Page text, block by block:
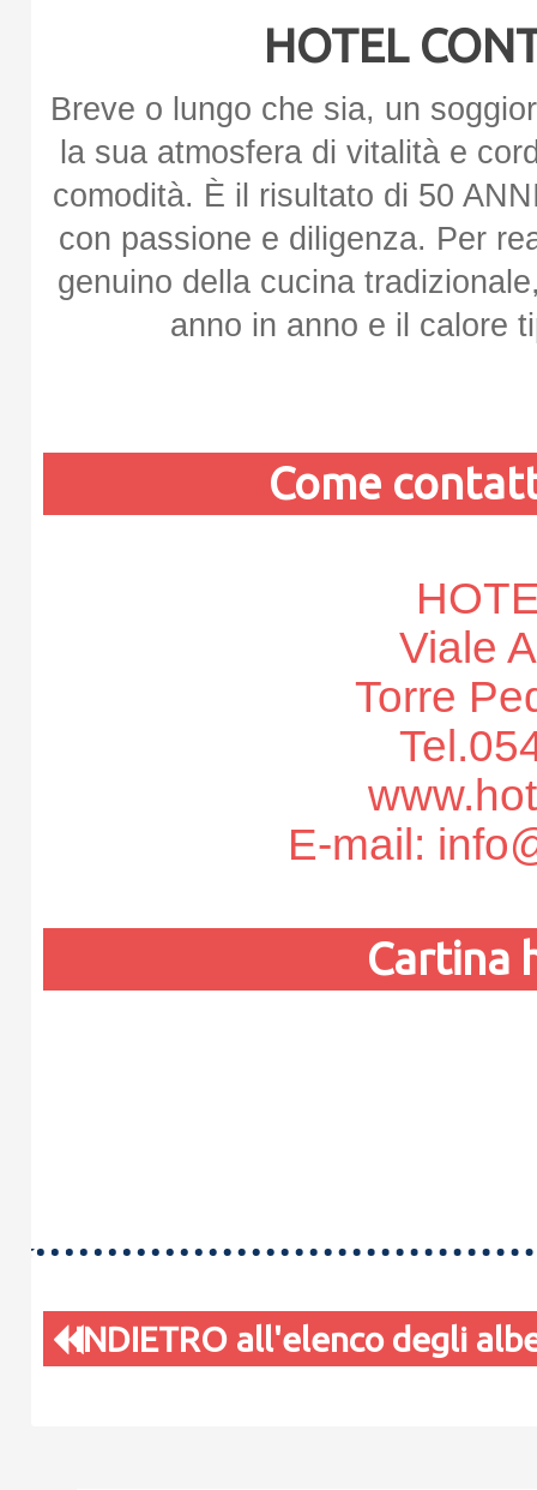
HOTEL
Breve o lungo che sia, un
la sua atmosfera di vitalità e
comodità. È il risultato di 50
con passione e diligenza. Per
genuino della cucina
anno in anno e il calore
Come
Viale
Torre
E-mail:
Cartina
INDIETRO all'elenco degli